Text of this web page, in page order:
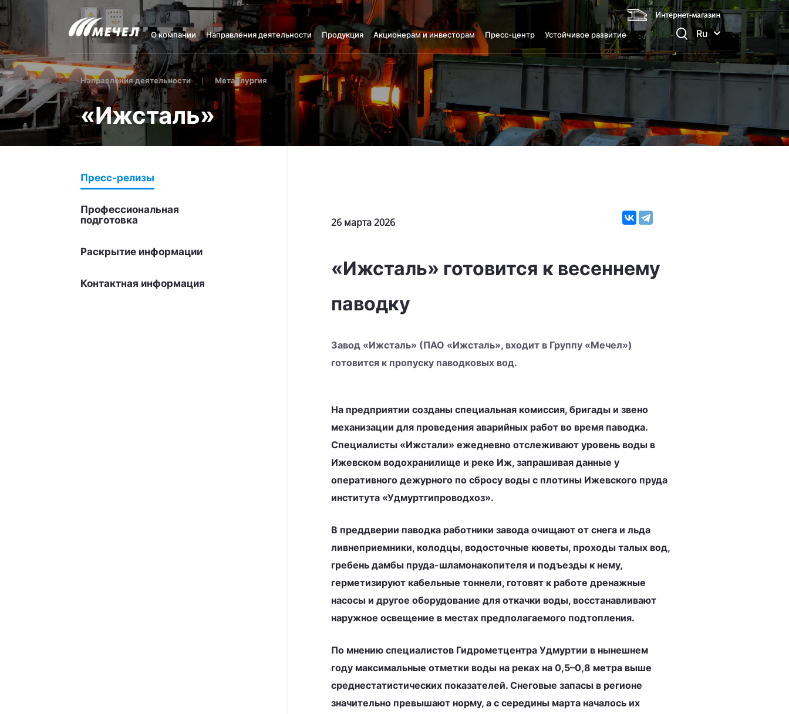
О компании Направления деятельности Продукция Акционерам и инвесторам Пресс-центр Устойчивое развитие Ru
Направления деятельности Металлургия
«Ижсталь»
26 марта 2026
«Ижсталь» готовится к весеннему
паводку
Завод «Ижсталь» (ПАО «Ижсталь», входит в Группу «Мечел»)
готовится к пропуску паводковых вод.
На предприятии созданы специальная комиссия, бригады и звено
механизации для проведения аварийных работ во время паводка.
Специалисты «Ижстали» ежедневно отслеживают уровень воды в
Ижевском водохранилище и реке Иж, запрашивая данные у
оперативного дежурного по сбросу воды с плотины Ижевского пруда
института «Удмуртгипроводхоз».
В преддверии паводка работники завода очищают от снега и льда
ливнеприемники, колодцы, водосточные кюветы, проходы талых вод,
гребень дамбы пруда-шламонакопителя и подъезды к нему,
герметизируют кабельные тоннели, готовят к работе дренажные
насосы и другое оборудование для откачки воды, восстанавливают
наружное освещение в местах предполагаемого подтопления.
По мнению специалистов Гидрометцентра Удмуртии в нынешнем
году максимальные отметки воды на реках на 0,5–0,8 метра выше
среднестатистических показателей. Снеговые запасы в регионе
значительно превышают норму, а с середины марта началось их
Пресс-релизы
Профессиональная
подготовка
Раскрытие информации
Контактная информация